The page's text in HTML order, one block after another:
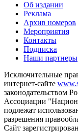
Об издании
Реклама
Архив номеров
Мероприятия
Контакты
Подписка
Наши партнеры
Исключительные
интернет-сайте
законодательством
Ассоциации
подлежат
разрешения
Сайт